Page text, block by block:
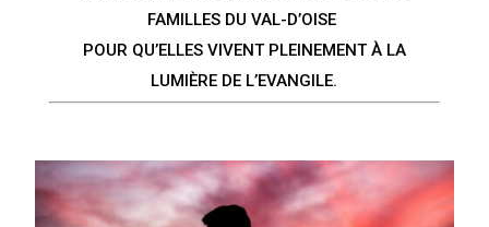
FAMILLES DU VAL-D’OISE
POUR QU’ELLES VIVENT PLEINEMENT À LA
LUMIÈRE DE L’EVANGILE.